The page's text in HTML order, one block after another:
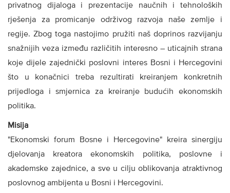
privatnog dijaloga i prezentacije naučnih i tehnoloških
rješenja za promicanje održivog razvoja naše zemlje i
regije. Zbog toga nastojimo pružiti naš doprinos razvijanju
snažnijih veza između različitih interesno – uticajnih strana
koje dijele zajednički poslovni interes Bosni i Hercegovini
što u konačnici treba rezultirati kreiranjem konkretnih
prijedloga i smjernica za kreiranje budućih ekonomskih
politika.
Misija
"Ekonomski forum Bosne i Hercegovine" kreira sinergiju
djelovanja kreatora ekonomskih politika, poslovne i
akademske zajednice, a sve u cilju oblikovanja atraktivnog
poslovnog ambijenta u Bosni i Hercegovini.